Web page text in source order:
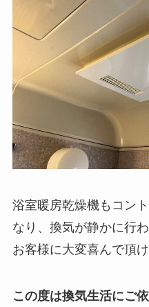
浴室暖房乾燥機もコン
なり、換気が静かに行
お客様に大変喜んで頂
この度は換気生活にご